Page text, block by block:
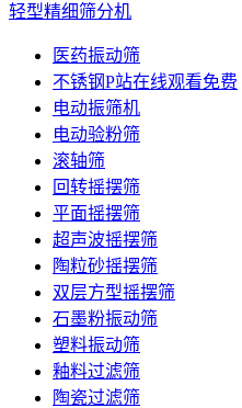
轻型精细筛分机
医药振动筛
不锈钢P站在线观看免费
电动振筛机
电动验粉筛
滚轴筛
回转摇摆筛
平面摇摆筛
超声波摇摆筛
陶粒砂摇摆筛
双层方型摇摆筛
石墨粉振动筛
塑料振动筛
釉料过滤筛
陶瓷过滤筛